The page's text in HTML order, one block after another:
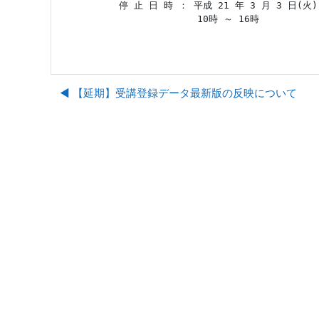
停 止 日 時 ： 平成 21 年 3 月 3 日(火)
                  10時 ～ 16時
◀︎ 【延期】受講登録データ最新版の反映について